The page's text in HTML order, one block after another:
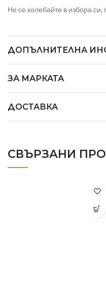
Не се колебайте в избора си,
ДОПЪЛНИТЕЛНА
ЗА МАРКАТА
ДОСТАВКА
СВЪРЗАНИ